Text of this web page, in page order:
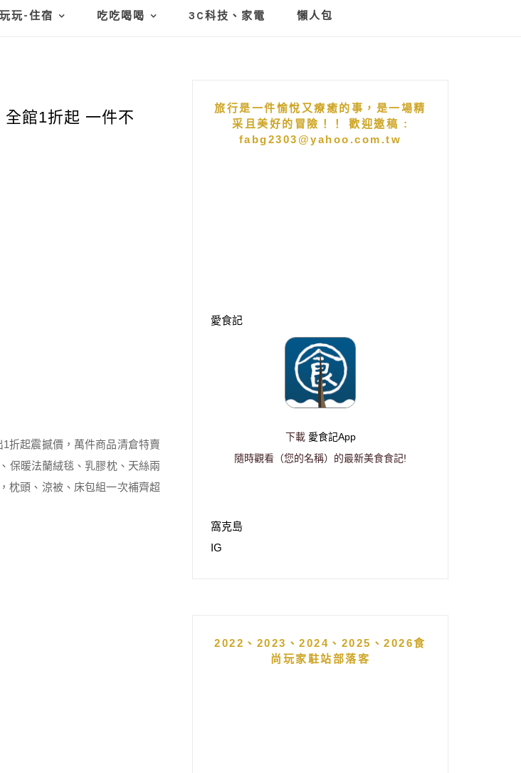
玩-住宿 吃吃喝喝 3C科技、家電 懶人包
館1折起 一件不
折起震撼價，萬件商品清倉特賣
保暖法蘭絨毯、乳膠枕、天絲兩
枕頭、涼被、床包組一次補齊超
旅行是一件愉悅又療癒的事，是一場精
采且美好的冒險！！ 歡迎邀稿 :
fabg2303@yahoo.com.tw
愛食記
下載 愛食記App
隨時觀看（您的名稱）的最新美食食記!
窩克島
IG
2022、2023、2024、2025、2026食
尚玩家駐站部落客